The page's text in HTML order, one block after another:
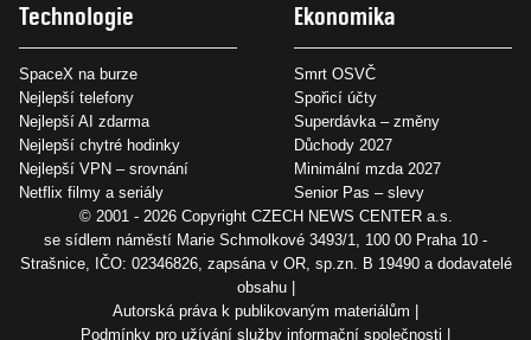
Technologie
SpaceX na burze
Nejlepší telefony
Nejlepší AI zdarma
Nejlepší chytré hodinky
Nejlepší VPN – srovnání
Netflix filmy a seriály
Ekonomika
Smrt OSVČ
Spořicí účty
Superdávka – změny
Důchody 2027
Minimální mzda 2027
Senior Pas – slevy
© 2001 - 2026 Copyright CZECH NEWS CENTER a.s.
se sídlem náměstí Marie Schmolkové 3493/1, 100 00 Praha 10 -
Strašnice, IČO: 02346826, zapsána v OR, sp.zn. B 19490 a dodavatelé
obsahu
Autorská práva k publikovaným materiálům
Podmínky pro užívání služby informační společnosti